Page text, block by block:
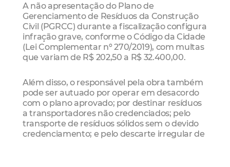
A não apresentação do Plano de
Gerenciamento de Resíduos da Construção
Civil (PGRCC) durante a fiscalização configura
infração grave, conforme o Código da Cidade
(Lei Complementar nº 270/2019), com multas
que variam de R$ 202,50 a R$ 32.400,00.
Além disso, o responsável pela obra também
pode ser autuado por operar em desacordo
com o plano aprovado; por destinar resíduos
a transportadores não credenciados; pelo
transporte de resíduos sólidos sem o devido
credenciamento; e pelo descarte irregular de